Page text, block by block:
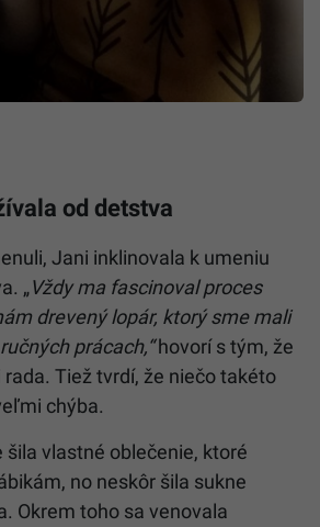
od detstva
Jani inklinovala k umeniu
„Vždy ma fascinoval proces
drevený lopár, ktorý sme mali
prácach,“hovorí s tým, že
Tiež tvrdí, že niečo takéto
chýba.
šila vlastné oblečenie, ktoré
no neskôr šila sukne
Okrem toho sa venovala